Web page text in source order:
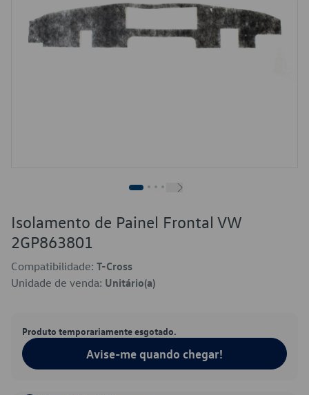
Isolamento de Painel Frontal VW
2GP863801
Compatibilidade: T-Cross
Unidade de venda: Unitário(a)
Produto temporariamente esgotado.
Avise-me quando chegar!